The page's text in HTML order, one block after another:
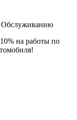
Обслуживанию
на работы по